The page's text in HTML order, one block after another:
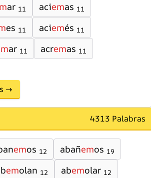
ar 11 aciemas 11
es 11 aciemés 11
ar 11 acremas 11
→
4313 Palabras
emos 12 abañemos 19
emolan 12 abemolar 12